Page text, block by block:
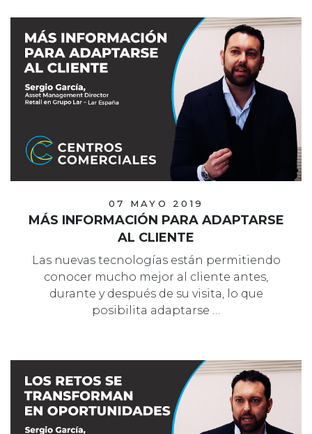
07 MAYO 2019
MÁS INFORMACIÓN PARA ADAPTARSE
AL CLIENTE
Las nuevas tecnologías están permitiendo
conocer mucho mejor al cliente antes,
durante y después de su visita, lo que
posibilita adaptarse …